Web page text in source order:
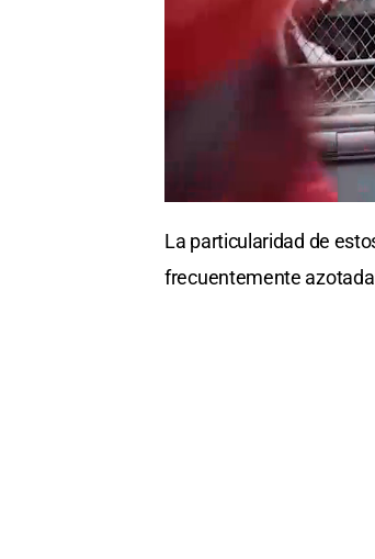
La particularidad de
frecuentemente